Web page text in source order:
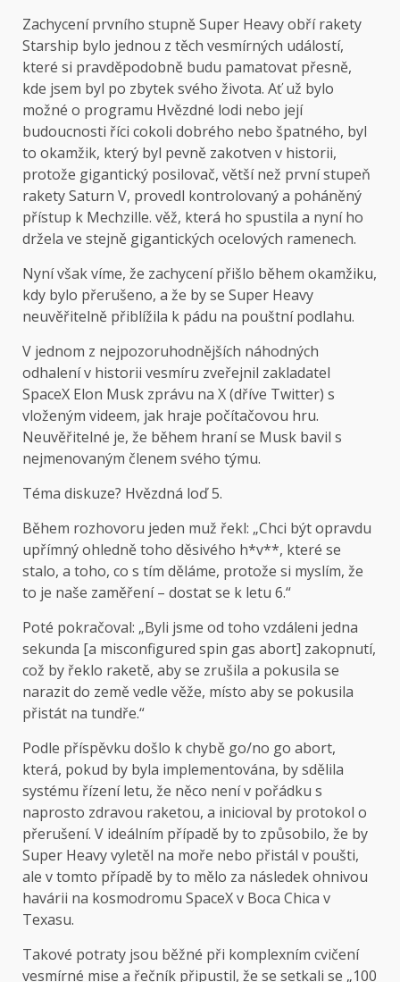
Zachycení prvního stupně Super Heavy obří rakety
Starship bylo jednou z těch vesmírných událostí,
které si pravděpodobně budu pamatovat přesně,
kde jsem byl po zbytek svého života. Ať už bylo
možné o programu Hvězdné lodi nebo její
budoucnosti říci cokoli dobrého nebo špatného, ​​byl
to okamžik, který byl pevně zakotven v historii,
protože gigantický posilovač, větší než první stupeň
rakety Saturn V, provedl kontrolovaný a poháněný
přístup k Mechzille. věž, která ho spustila a nyní ho
držela ve stejně gigantických ocelových ramenech.
Nyní však víme, že zachycení přišlo během okamžiku,
kdy bylo přerušeno, a že by se Super Heavy
neuvěřitelně přiblížila k pádu na pouštní podlahu.
V jednom z nejpozoruhodnějších náhodných
odhalení v historii vesmíru zveřejnil zakladatel
SpaceX Elon Musk zprávu na X (dříve Twitter) s
vloženým videem, jak hraje počítačovou hru.
Neuvěřitelné je, že během hraní se Musk bavil s
nejmenovaným členem svého týmu.
Téma diskuze? Hvězdná loď 5.
Během rozhovoru jeden muž řekl: „Chci být opravdu
upřímný ohledně toho děsivého h*v**, které se
stalo, a toho, co s tím děláme, protože si myslím, že
to je naše zaměření – dostat se k letu 6.“
Poté pokračoval: „Byli jsme od toho vzdáleni jedna
sekunda [a misconfigured spin gas abort] zakopnutí,
což by řeklo raketě, aby se zrušila a pokusila se
narazit do země vedle věže, místo aby se pokusila
přistát na tundře.“
Podle příspěvku došlo k chybě go/no go abort,
která, pokud by byla implementována, by sdělila
systému řízení letu, že něco není v pořádku s
naprosto zdravou raketou, a inicioval by protokol o
přerušení. V ideálním případě by to způsobilo, že by
Super Heavy vyletěl na moře nebo přistál v poušti,
ale v tomto případě by to mělo za následek ohnivou
havárii na kosmodromu SpaceX v Boca Chica v
Texasu.
Takové potraty jsou běžné při komplexním cvičení
vesmírné mise a řečník připustil, že se setkali se „100